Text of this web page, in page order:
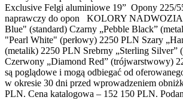
Exclusive Felgi aluminiowe 19” Opony 225/
naprawczy do opon KOLORY
Blue" (standard) Czarny „Pebble Black”
"Pearl White" (perłowy) 2250 PLN Szary
(metalik) 2250 PLN Srebrny „Sterling Silver”
Czerwony „Diamond Red” (trójwarstwowy)
są poglądowe i mogą odbiegać od
w okresie 30 dni przed wprowadzeniem
PLN. Cena katalogowa – 152 150 PLN.